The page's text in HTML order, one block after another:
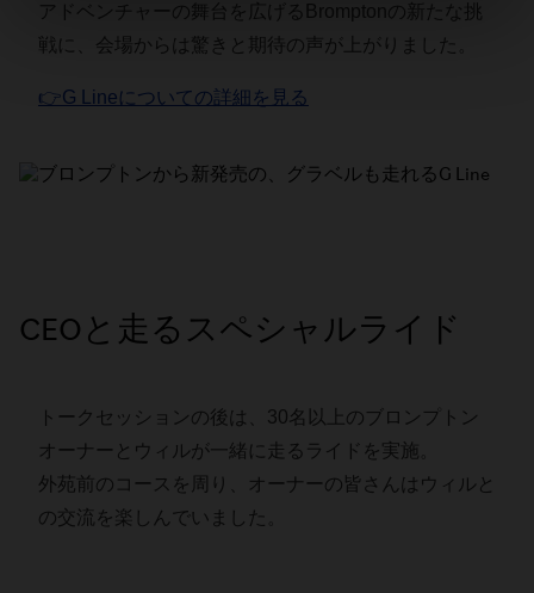
アドベンチャーの舞台を広げるBromptonの新たな挑
戦に、会場からは驚きと期待の声が上がりました。
👉G Lineについての詳細を見る
CEOと走るスペシャルライド
トークセッションの後は、30名以上のブロンプトン
オーナーとウィルが一緒に走るライドを実施。
外苑前のコースを周り、オーナーの皆さんはウィルと
の交流を楽しんでいました。